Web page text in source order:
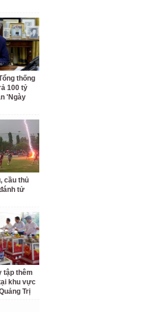
thống
100 tỷ
'Ngày
cầu thủ
tử
tập thêm
khu vực
Trị